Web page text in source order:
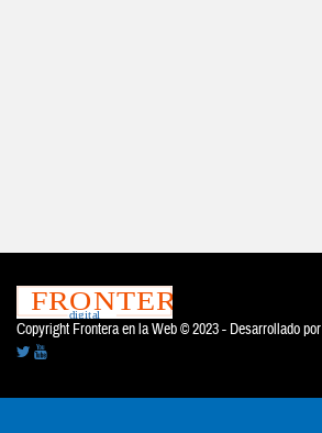
Copyright Frontera en la Web © 2023 - Desarrollado por